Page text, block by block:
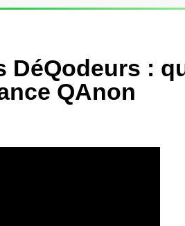
DéQodeurs :
QAnon